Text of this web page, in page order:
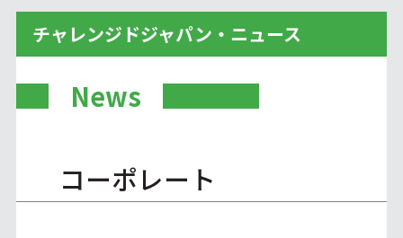
チャレンジドジャパン・ニュース
News
コーポレート